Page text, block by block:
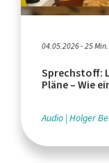
04.05.2026 - 25 Min.
Sprechstoff:
Pläne – Wie
Audio Holger